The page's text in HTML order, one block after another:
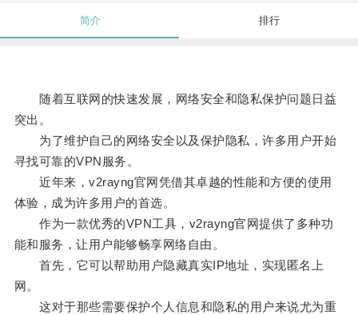
简介 排行
随着互联网的快速发展，网络安全和隐私保护问题日益
突出。
为了维护自己的网络安全以及保护隐私，许多用户开始
寻找可靠的VPN服务。
近年来，v2rayng官网凭借其卓越的性能和方便的使用
体验，成为许多用户的首选。
作为一款优秀的VPN工具，v2rayng官网提供了多种功
能和服务，让用户能够畅享网络自由。
首先，它可以帮助用户隐藏真实IP地址，实现匿名上
网。
这对于那些需要保护个人信息和隐私的用户来说尤为重